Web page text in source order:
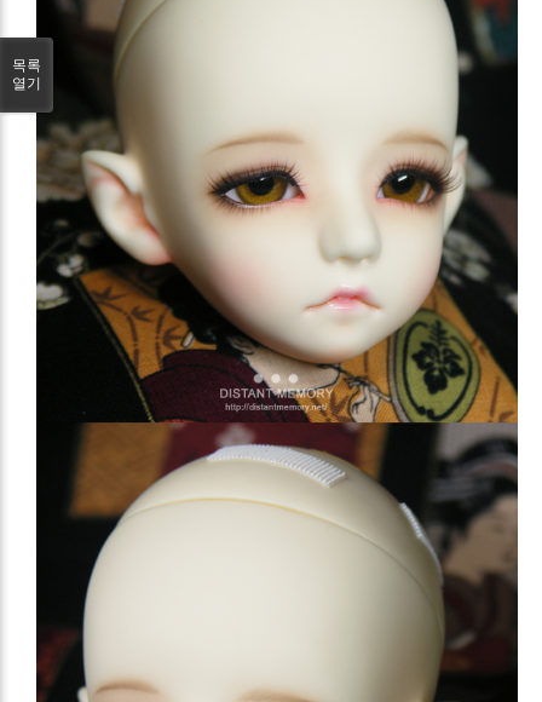
목록
열기